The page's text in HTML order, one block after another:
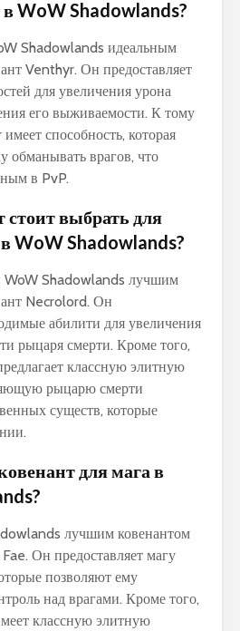
в WoW Shadowlands?
Shadowlands идеальным
Venthyr. Он предоставляет
для увеличения урона
его выживаемости. К тому
способность, которая
обманывать врагов, что
в PvP.
выбрать для
WoW Shadowlands?
WoW Shadowlands лучшим
Necrolord. Он
абилити для увеличения
рыцаря смерти. Кроме того,
классную элитную
рыцарю смерти
существ, которые
для мага в
лучшим ковенантом
Он предоставляет магу
позволяют ему
над врагами. Кроме того,
классную элитную